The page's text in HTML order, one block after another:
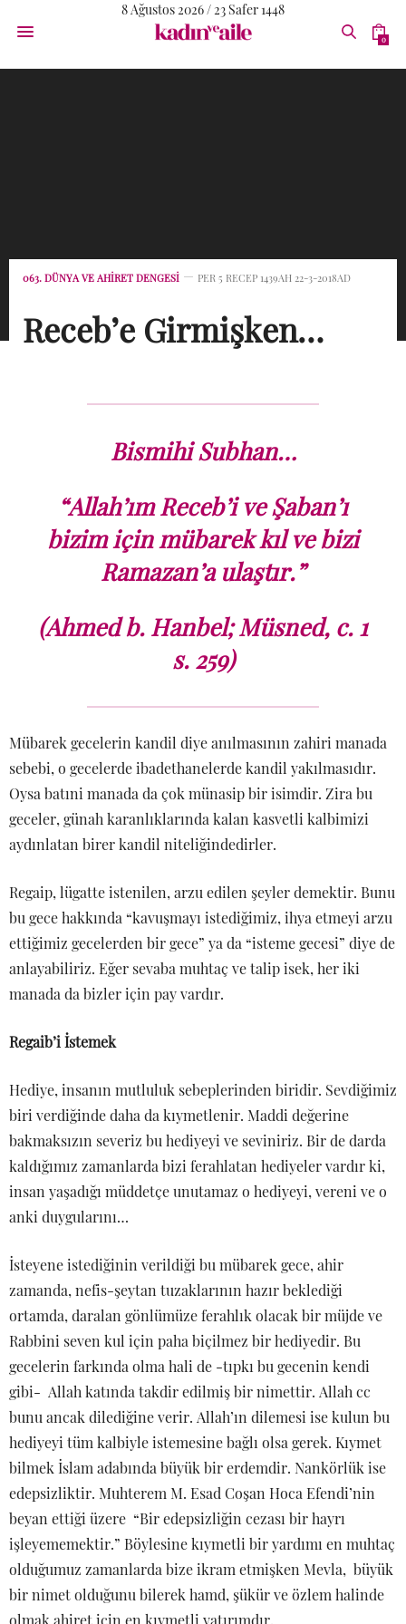
8 Ağustos 2026 / 23 Safer 1448
0
063. DÜNYA VE AHIRET DENGESI PER 5 RECEP 1439AH 22-3-2018AD
Receb’e Girmişken…
Bismihi Subhan…
“Allah’ım Receb’i ve Şaban’ı
bizim için mübarek kıl ve bizi
Ramazan’a ulaştır.”
(Ahmed b. Hanbel; Müsned, c. 1
s. 259)
Mübarek gecelerin kandil diye anılmasının zahiri manada
sebebi, o gecelerde ibadethanelerde kandil yakılmasıdır.
Oysa batıni manada da çok münasip bir isimdir. Zira bu
geceler, günah karanlıklarında kalan kasvetli kalbimizi
aydınlatan birer kandil niteliğindedirler.
Regaip, lügatte istenilen, arzu edilen şeyler demektir. Bunu
bu gece hakkında “kavuşmayı istediğimiz, ihya etmeyi arzu
ettiğimiz gecelerden bir gece” ya da “isteme gecesi” diye de
anlayabiliriz. Eğer sevaba muhtaç ve talip isek, her iki
manada da bizler için pay vardır.
Regaib’i İstemek
Hediye, insanın mutluluk sebeplerinden biridir. Sevdiğimiz
biri verdiğinde daha da kıymetlenir. Maddi değerine
bakmaksızın severiz bu hediyeyi ve seviniriz. Bir de darda
kaldığımız zamanlarda bizi ferahlatan hediyeler vardır ki,
insan yaşadığı müddetçe unutamaz o hediyeyi, vereni ve o
anki duygularını…
İsteyene istediğinin verildiği bu mübarek gece, ahir
zamanda, nefis-şeytan tuzaklarının hazır beklediği
ortamda, daralan gönlümüze ferahlık olacak bir müjde ve
Rabbini seven kul için paha biçilmez bir hediyedir. Bu
gecelerin farkında olma hali de -tıpkı bu gecenin kendi
gibi- Allah katında takdir edilmiş bir nimettir. Allah cc
bunu ancak dilediğine verir. Allah’ın dilemesi ise kulun bu
hediyeyi tüm kalbiyle istemesine bağlı olsa gerek. Kıymet
bilmek İslam adabında büyük bir erdemdir. Nankörlük ise
edepsizliktir. Muhterem M. Esad Coşan Hoca Efendi’nin
beyan ettiği üzere “Bir edepsizliğin cezası bir hayrı
işleyememektir.” Böylesine kıymetli bir yardımı en muhtaç
olduğumuz zamanlarda bize ikram etmişken Mevla, büyük
bir nimet olduğunu bilerek hamd, şükür ve özlem halinde
olmak ahiret için en kıymetli yatırımdır.